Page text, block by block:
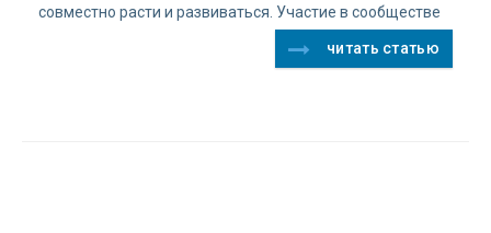
совместно расти и развиваться. Участие в сообществе
читать статью